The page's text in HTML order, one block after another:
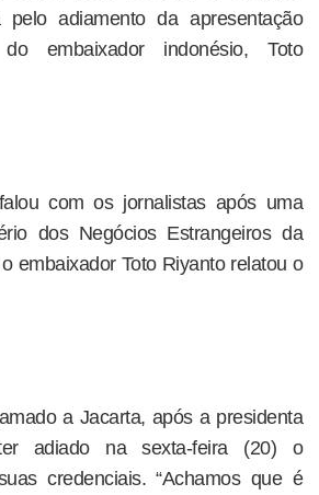
pelo adiamento da apresentação
embaixador indonésio, Toto
com os jornalistas após uma
dos Negócios Estrangeiros da
embaixador Toto Riyanto relatou o
a Jacarta, após a presidenta
adiado na sexta-feira (20) o
credenciais. “Achamos que é